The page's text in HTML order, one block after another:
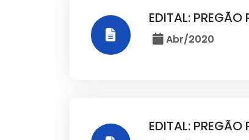
EDITAL:
Abr/2020
EDITAL: